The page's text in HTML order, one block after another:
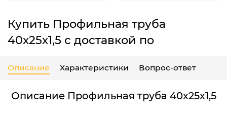
Купить Профильная труба
40х25х1,5 с доставкой по
Описание Характеристики Вопрос-ответ
Описание Профильная труба 40х25х1,5